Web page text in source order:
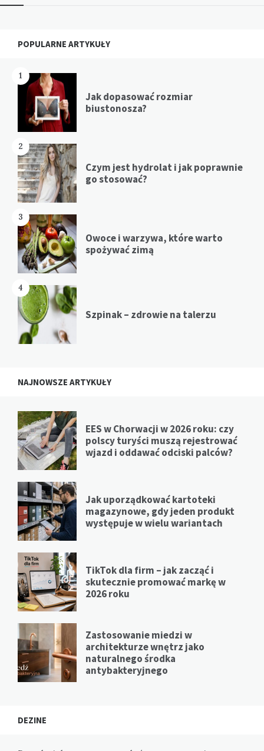
Widgets
POPULARNE ARTYKUŁY
1
Jak dopasować rozmiar
biustonosza?
2
Czym jest hydrolat i jak poprawnie
go stosować?
3
Owoce i warzywa, które warto
spożywać zimą
4
Szpinak – zdrowie na talerzu
NAJNOWSZE ARTYKUŁY
EES w Chorwacji w 2026 roku: czy
polscy turyści muszą rejestrować
wjazd i oddawać odciski palców?
Jak uporządkować kartoteki
magazynowe, gdy jeden produkt
występuje w wielu wariantach
TikTok dla firm – jak zacząć i
skutecznie promować markę w
2026 roku
Zastosowanie miedzi w
architekturze wnętrz jako
naturalnego środka
antybakteryjnego
DEZINE